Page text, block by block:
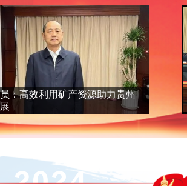
：高效利用矿产资源助力贵州